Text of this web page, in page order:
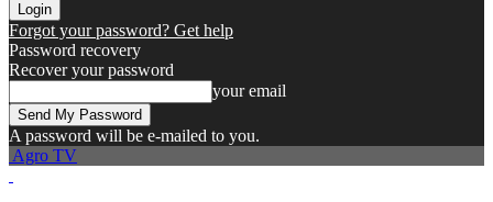
Forgot your password? Get help
Password recovery
Recover your password
your email
A password will be e-mailed to you.
Agro TV